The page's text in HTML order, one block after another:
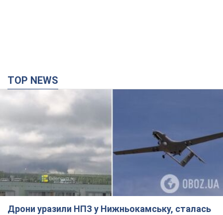
TOP NEWS
Дрони уразили НПЗ у Нижньокамську, сталась